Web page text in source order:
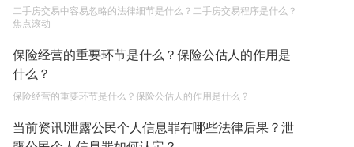
二手房交易中容易忽略的法律细节是什么？二手房交易程序是什么？
焦点滚动
保险经营的重要环节是什么？保险公估人的作用是
什么？
保险经营的重要环节是什么？保险公估人的作用是什么？
当前资讯!泄露公民个人信息罪有哪些法律后果？泄